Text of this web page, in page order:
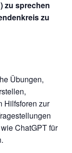
zu sprechen
zu
Übungen,
Hilfsforen zur
ChatGPT für